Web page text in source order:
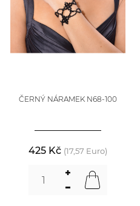
ČERNÝ NÁRAMEK N68-100
425 Kč (17,57 Euro)